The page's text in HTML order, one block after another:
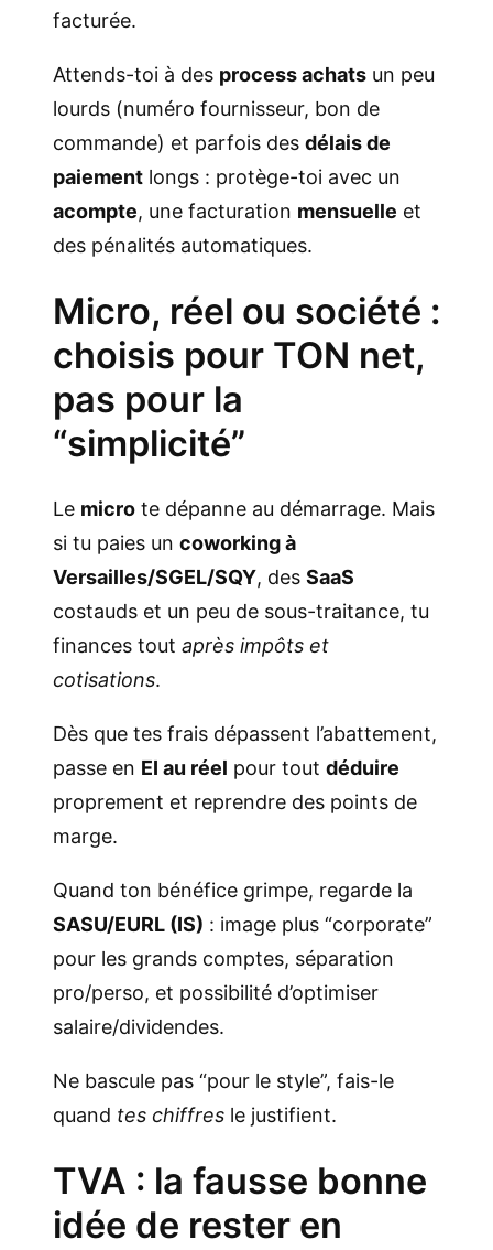
facturée.
Attends-toi à des process achats un peu
lourds (numéro fournisseur, bon de
commande) et parfois des délais de
paiement longs : protège-toi avec un
acompte, une facturation mensuelle et
des pénalités automatiques.
Micro, réel ou société :
choisis pour TON net,
pas pour la
“simplicité”
Le micro te dépanne au démarrage. Mais
si tu paies un coworking à
Versailles/SGEL/SQY, des SaaS
costauds et un peu de sous-traitance, tu
finances tout après impôts et
cotisations.
Dès que tes frais dépassent l’abattement,
passe en EI au réel pour tout déduire
proprement et reprendre des points de
marge.
Quand ton bénéfice grimpe, regarde la
SASU/EURL (IS) : image plus “corporate”
pour les grands comptes, séparation
pro/perso, et possibilité d’optimiser
salaire/dividendes.
Ne bascule pas “pour le style”, fais-le
quand tes chiffres le justifient.
TVA : la fausse bonne
idée de rester en